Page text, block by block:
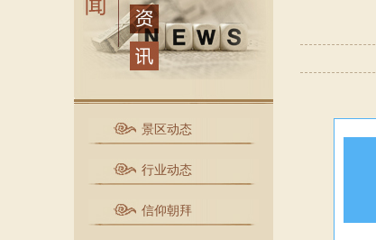
景区动态
行业动态
信仰朝拜